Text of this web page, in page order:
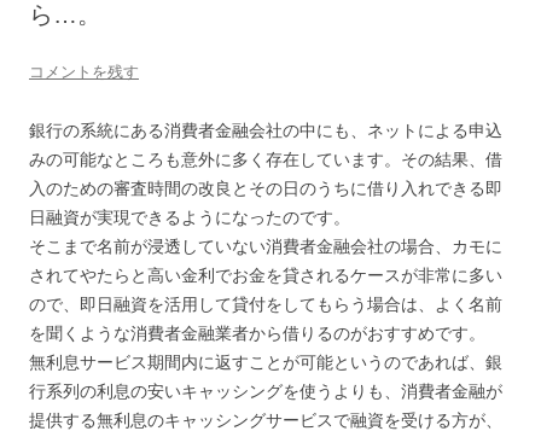
ら…。
コメントを残す
銀行の系統にある消費者金融会社の中にも、ネットによる申込
みの可能なところも意外に多く存在しています。その結果、借
入のための審査時間の改良とその日のうちに借り入れできる即
日融資が実現できるようになったのです。
そこまで名前が浸透していない消費者金融会社の場合、カモに
されてやたらと高い金利でお金を貸されるケースが非常に多い
ので、即日融資を活用して貸付をしてもらう場合は、よく名前
を聞くような消費者金融業者から借りるのがおすすめです。
無利息サービス期間内に返すことが可能というのであれば、銀
行系列の利息の安いキャッシングを使うよりも、消費者金融が
提供する無利息のキャッシングサービスで融資を受ける方が、